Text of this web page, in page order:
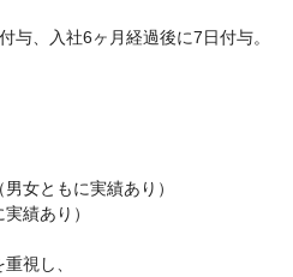
、入社6ヶ月経過後に7日付与。
女ともに実績あり）
績あり）
視し、